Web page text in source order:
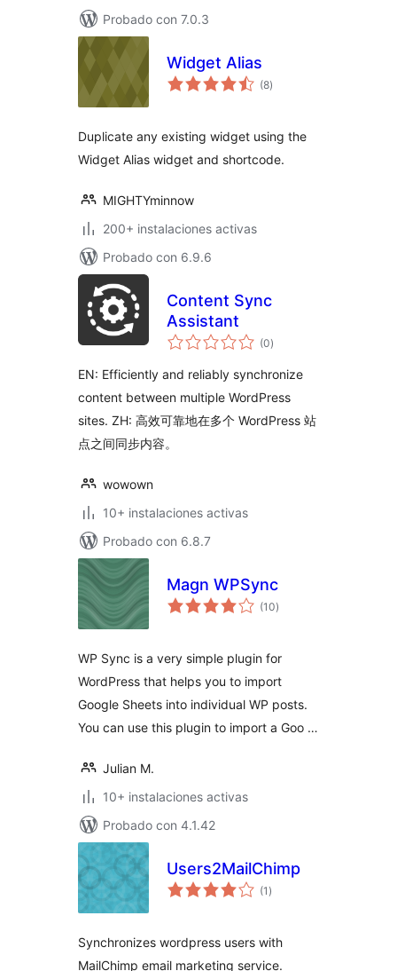
Probado con 7.0.3
Widget Alias
(8total
de
)
Duplicate any existing widget using the
Widget Alias widget and shortcode.
MIGHTYminnow
200+ instalaciones activas
Probado con 6.9.6
Content Sync
Assistant
(0total
de
)
EN: Efficiently and reliably synchronize
content between multiple WordPress
sites. ZH: 高效可靠地在多个 WordPress 站
点之间同步内容。
wowown
10+ instalaciones activas
Probado con 6.8.7
Magn WPSync
(10total
de
)
WP Sync is a very simple plugin for
WordPress that helps you to import
Google Sheets into individual WP posts.
You can use this plugin to import a Goo …
Julian M.
10+ instalaciones activas
Probado con 4.1.42
Users2MailChimp
(1 total
de
)
Synchronizes wordpress users with
MailChimp email marketing service.